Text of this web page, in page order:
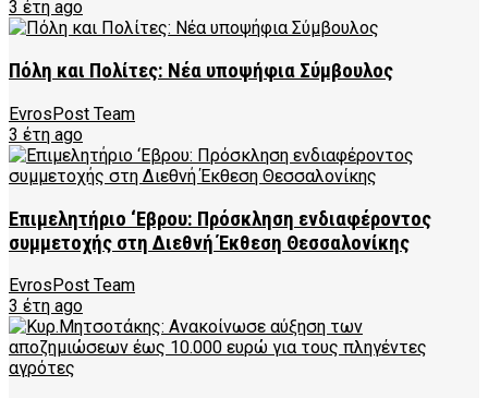
3 έτη ago
Πόλη και Πολίτες: Νέα υποψήφια Σύμβουλος
EvrosPost Team
3 έτη ago
Επιμελητήριο ‘Εβρου: Πρόσκληση ενδιαφέροντος
συμμετοχής στη Διεθνή Έκθεση Θεσσαλονίκης
EvrosPost Team
3 έτη ago